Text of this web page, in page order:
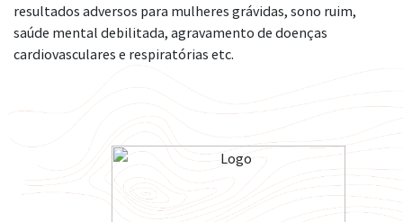
resultados adversos para mulheres grávidas, sono ruim,
saúde mental debilitada, agravamento de doenças
cardiovasculares e respiratórias etc.